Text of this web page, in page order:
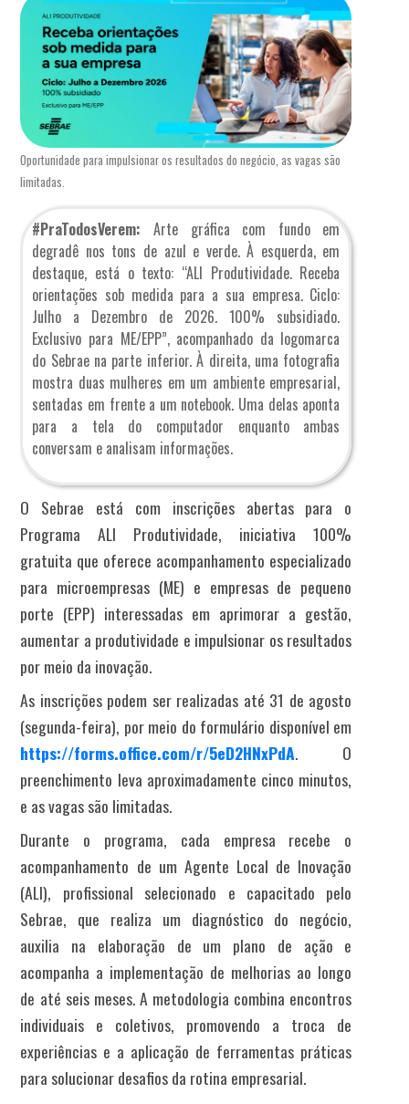
Oportunidade para impulsionar os resultados do negócio, as vagas são
limitadas.
#PraTodosVerem: Arte gráfica com fundo em
degradê nos tons de azul e verde. À esquerda, em
destaque, está o texto: “ALI Produtividade. Receba
orientações sob medida para a sua empresa. Ciclo:
Julho a Dezembro de 2026. 100% subsidiado.
Exclusivo para ME/EPP”, acompanhado da logomarca
do Sebrae na parte inferior. À direita, uma fotografia
mostra duas mulheres em um ambiente empresarial,
sentadas em frente a um notebook. Uma delas aponta
para a tela do computador enquanto ambas
conversam e analisam informações.
O Sebrae está com inscrições abertas para o
Programa ALI Produtividade, iniciativa 100%
gratuita que oferece acompanhamento especializado
para microempresas (ME) e empresas de pequeno
porte (EPP) interessadas em aprimorar a gestão,
aumentar a produtividade e impulsionar os resultados
por meio da inovação.
As inscrições podem ser realizadas até 31 de agosto
(segunda-feira), por meio do formulário disponível em
https://forms.office.com/r/5eD2HNxPdA. O
preenchimento leva aproximadamente cinco minutos,
e as vagas são limitadas.
Durante o programa, cada empresa recebe o
acompanhamento de um Agente Local de Inovação
(ALI), profissional selecionado e capacitado pelo
Sebrae, que realiza um diagnóstico do negócio,
auxilia na elaboração de um plano de ação e
acompanha a implementação de melhorias ao longo
de até seis meses. A metodologia combina encontros
individuais e coletivos, promovendo a troca de
experiências e a aplicação de ferramentas práticas
para solucionar desafios da rotina empresarial.